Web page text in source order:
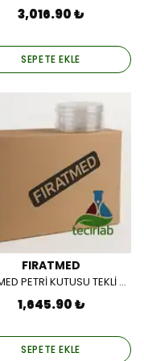
3,016.90 ₺
SEPETE EKLE
FIRATMED
FIRATMED PETRİ KUTUSU TEKLİ 90MM ( ASEPTİK 450 AD/PK)
1,645.90 ₺
SEPETE EKLE